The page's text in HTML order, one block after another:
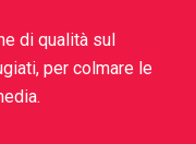
di qualità sul
per colmare le